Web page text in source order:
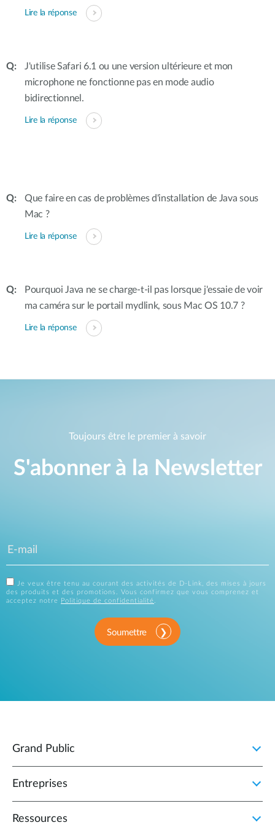
Lire la réponse
J'utilise Safari 6.1 ou une version ultérieure et mon
microphone ne fonctionne pas en mode audio
bidirectionnel.
Lire la réponse
Que faire en cas de problèmes d'installation de Java sous
Mac ?
Lire la réponse
Pourquoi Java ne se charge-t-il pas lorsque j'essaie de voir
ma caméra sur le portail mydlink, sous Mac OS 10.7 ?
Lire la réponse
Toujours être le premier à savoir
S'abonner à la Newsletter
Je veux être tenu au courant des activités de D-Link, des mises à jours
des produits et des promotions. Vous confirmez que vous comprenez et
acceptez notre
Politique de confidentialité.
Soumettre
Grand Public
Entreprises
Ressources